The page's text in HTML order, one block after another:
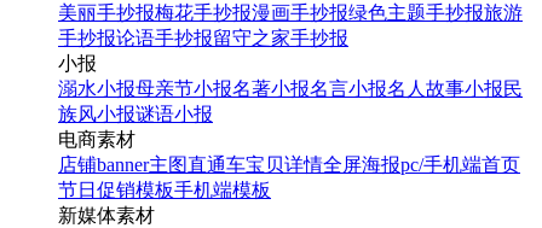
美丽手抄报梅花手抄报漫画手抄报绿色主题手抄报旅游
手抄报论语手抄报留守之家手抄报
小报
溺水小报母亲节小报名著小报名言小报名人故事小报民
族风小报谜语小报
电商素材
店铺banner主图直通车宝贝详情全屏海报pc/手机端首页
节日促销模板手机端模板
新媒体素材